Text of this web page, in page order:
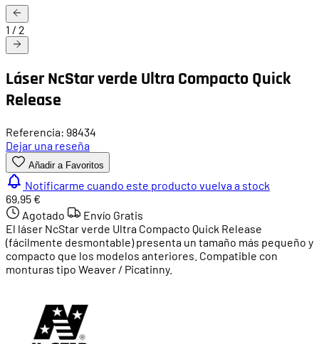
1 / 2
Láser NcStar verde Ultra Compacto Quick
Release
Referencia: 98434
Dejar una reseña
Añadir a Favoritos
Notificarme cuando este producto vuelva a stock
69,95 €
Agotado
Envío Gratis
El láser NcStar verde Ultra Compacto Quick Release
(fácilmente desmontable) presenta un tamaño más pequeño y
compacto que los modelos anteriores. Compatible con
monturas tipo Weaver / Picatinny.